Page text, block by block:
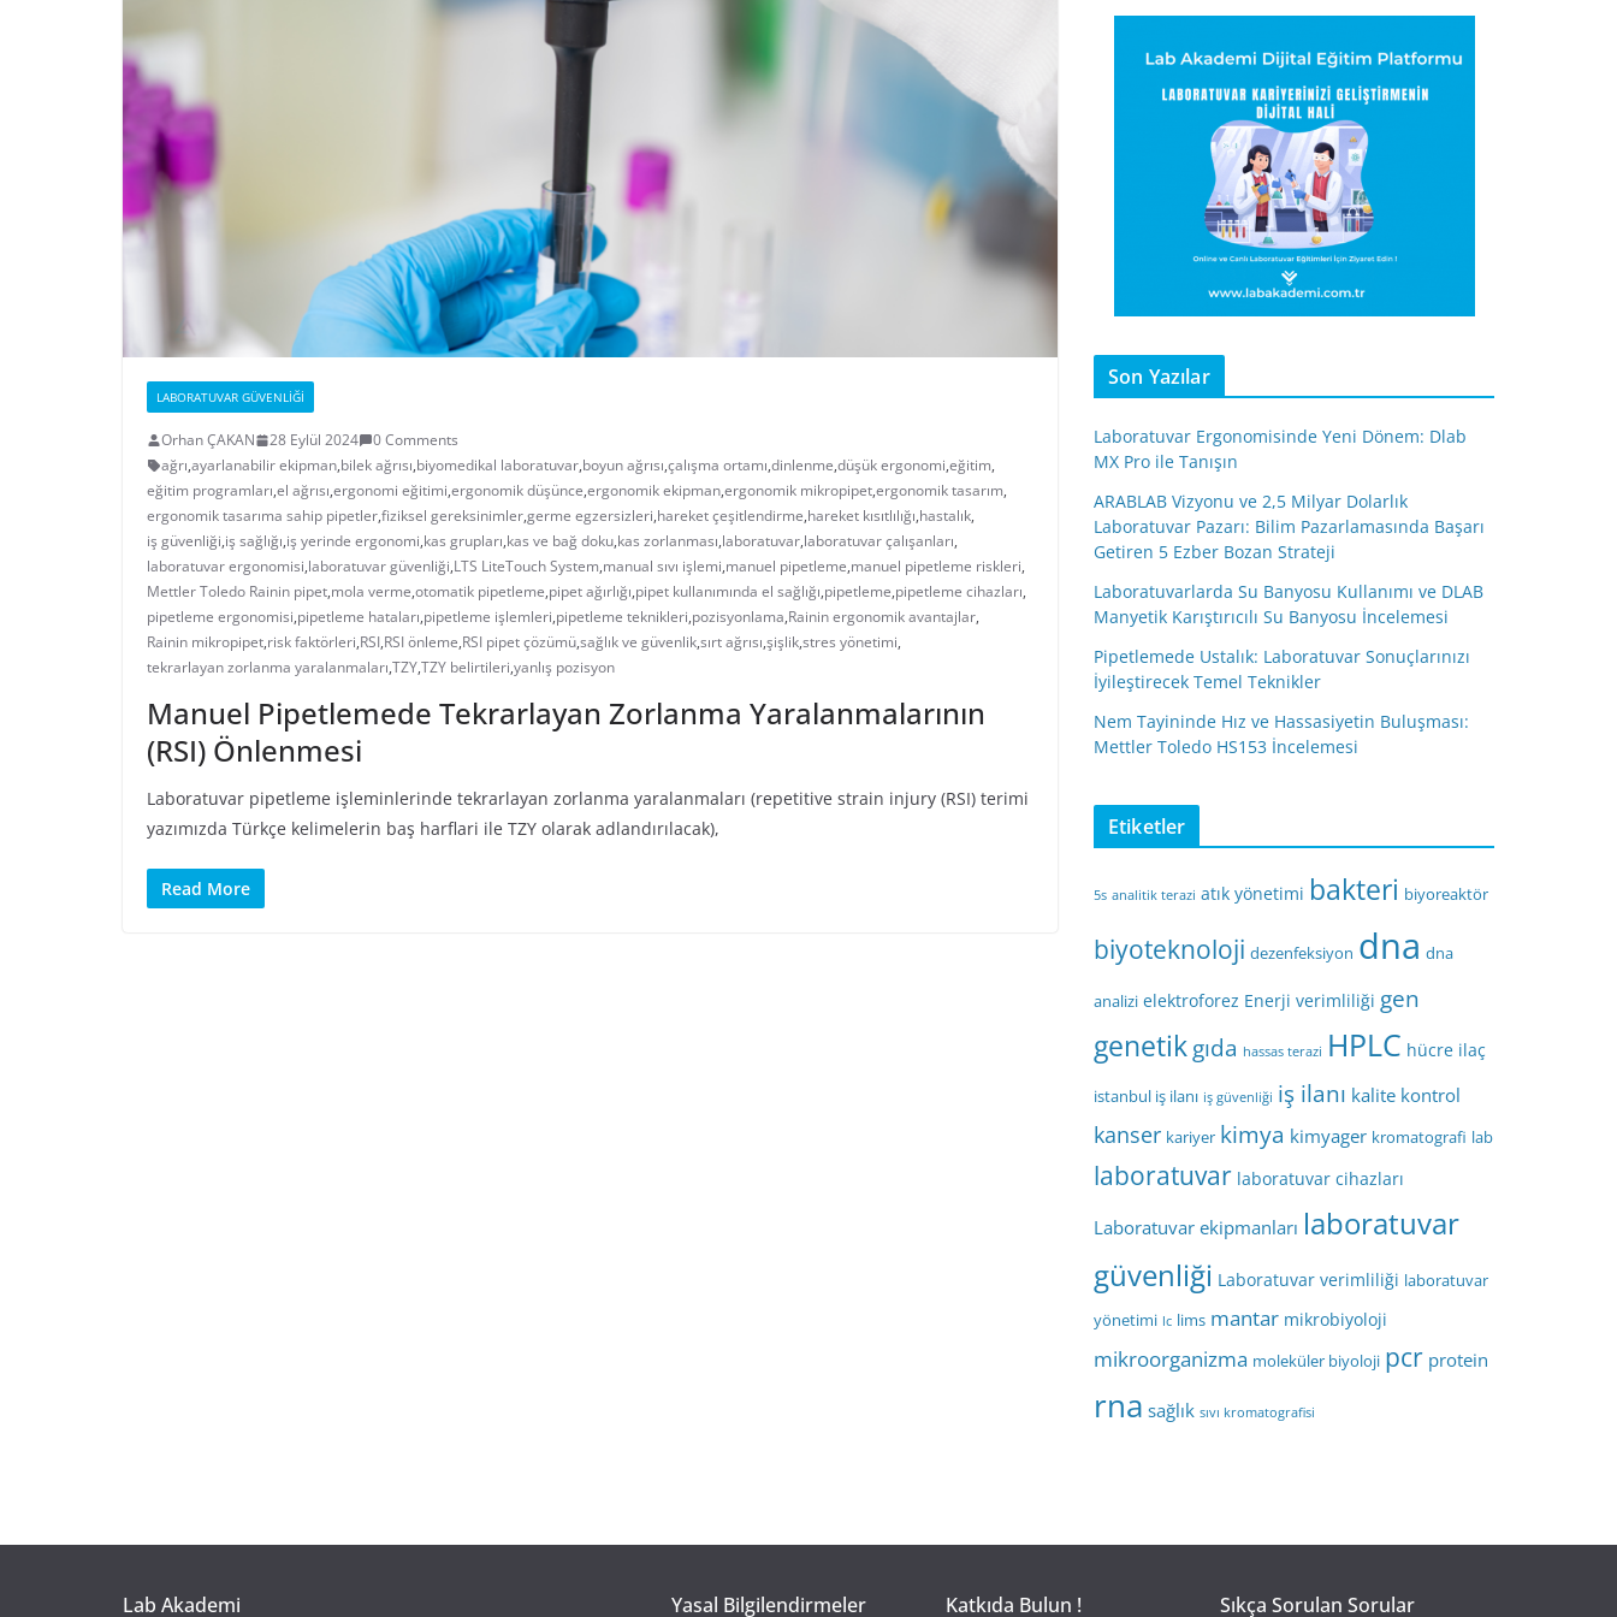
LABORATUVAR GÜVENLIĞI
Orhan ÇAKAN 28 Eylül 2024
0 Comments
ağrı,ayarlanabilir ekipman,bilek ağrısı,biyomedikal laboratuvar,boyun ağrısı,çalışma ortamı,dinlenme,düşük ergonomi,eğitim,
eğitim programları,el ağrısı,ergonomi eğitimi,ergonomik düşünce,ergonomik ekipman,ergonomik mikropipet,ergonomik tasarım,
ergonomik tasarıma sahip pipetler,fiziksel gereksinimler,germe egzersizleri,hareket çeşitlendirme,hareket kısıtlılığı,hastalık,
iş güvenliği,iş sağlığı,iş yerinde ergonomi,kas grupları,kas ve bağ doku,kas zorlanması,laboratuvar,laboratuvar çalışanları,
laboratuvar ergonomisi,laboratuvar güvenliği,LTS LiteTouch System,manual sıvı işlemi,manuel pipetleme,manuel pipetleme riskleri,
Mettler Toledo Rainin pipet,mola verme,otomatik pipetleme,pipet ağırlığı,pipet kullanımında el sağlığı,pipetleme,pipetleme cihazları,
pipetleme ergonomisi,pipetleme hataları,pipetleme işlemleri,pipetleme teknikleri,pozisyonlama,Rainin ergonomik avantajlar,
Rainin mikropipet,risk faktörleri,RSI,RSI önleme,RSI pipet çözümü,sağlık ve güvenlik,sırt ağrısı,şişlik,stres yönetimi,
tekrarlayan zorlanma yaralanmaları,TZY,TZY belirtileri,yanlış pozisyon
Manuel Pipetlemede Tekrarlayan Zorlanma Yaralanmalarının
(RSI) Önlenmesi
Laboratuvar pipetleme işleminlerinde tekrarlayan zorlanma yaralanmaları (repetitive strain injury (RSI) terimi
yazımızda Türkçe kelimelerin baş harflari ile TZY olarak adlandırılacak),
Read More
Son Yazılar
Laboratuvar Ergonomisinde Yeni Dönem: Dlab
MX Pro ile Tanışın
ARABLAB Vizyonu ve 2,5 Milyar Dolarlık
Laboratuvar Pazarı: Bilim Pazarlamasında Başarı
Getiren 5 Ezber Bozan Strateji
Laboratuvarlarda Su Banyosu Kullanımı ve DLAB
Manyetik Karıştırıcılı Su Banyosu İncelemesi
Pipetlemede Ustalık: Laboratuvar Sonuçlarınızı
İyileştirecek Temel Teknikler
Nem Tayininde Hız ve Hassasiyetin Buluşması:
Mettler Toledo HS153 İncelemesi
Etiketler
5s analitik terazi atık yönetimi bakteri biyoreaktör
biyoteknoloji dezenfeksiyon dna dna
analizi elektroforez Enerji verimliliği gen
genetikgıda hassas terazi HPLC hücre ilaç
istanbul iş ilanı iş güvenliği iş ilanı kalite kontrol
kanser kariyer kimya kimyager kromatografi lab
laboratuvar laboratuvar cihazları
Laboratuvar ekipmanları laboratuvar
güvenliği Laboratuvar verimliliği laboratuvar
yönetimi lc lims mantar mikrobiyoloji
mikroorganizma moleküler biyoloji pcr protein
rna sağlık sıvı kromatografisi
Lab Akademi Yasal Bilgilendirmeler Katkıda Bulun ! Sıkça Sorulan Sorular